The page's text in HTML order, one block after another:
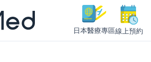
日本醫療專區線上預約